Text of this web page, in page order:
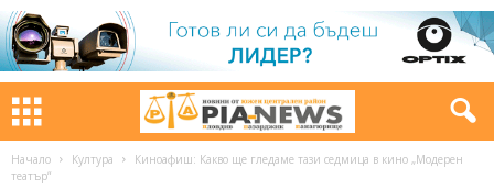
Начало Култура
Киноафиш: Какво ще гледаме тази седмица в кино „Модерен
театър“